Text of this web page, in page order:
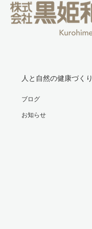
人と自然の健康づくり
ブログ
お知らせ